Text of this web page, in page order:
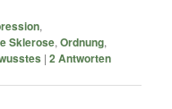
,
Sklerose,Ordnung,
|2Antworten